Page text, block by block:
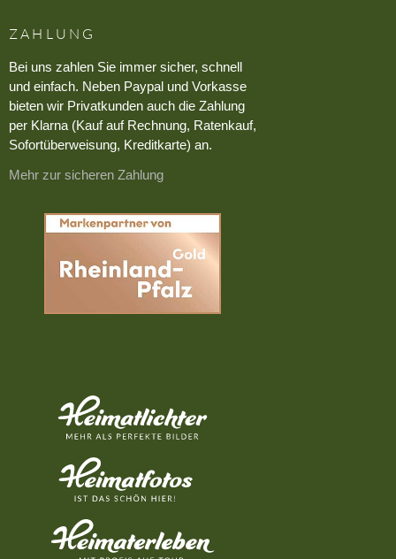
ZAHLUNG
Bei uns zahlen Sie immer sicher, schnell
und einfach. Neben Paypal und Vorkasse
bieten wir Privatkunden auch die Zahlung
per Klarna (Kauf auf Rechnung, Ratenkauf,
Sofortüberweisung, Kreditkarte) an.
Mehr zur sicheren Zahlung